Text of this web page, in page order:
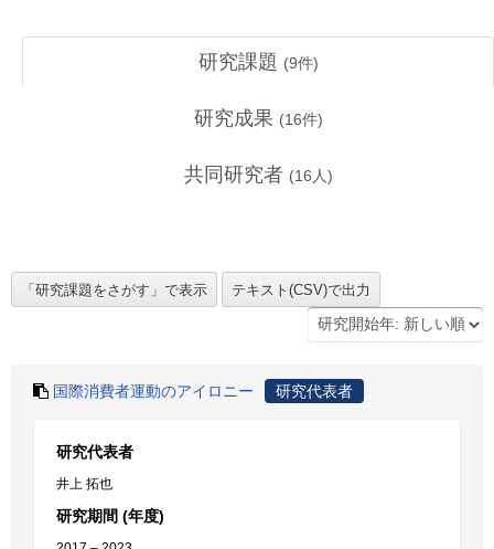
研究課題 (9件)
研究成果 (16件)
共同研究者 (16 人)
国際消費者運動のアイロニー 研究代表者
研究代表者
井上 拓也
研究期間 (年度)